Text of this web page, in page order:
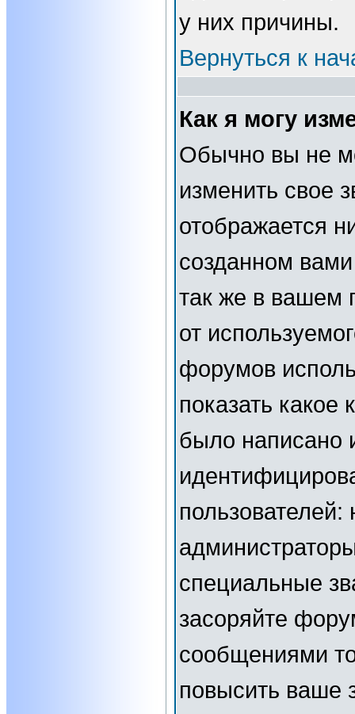
у них причины.
Вернуться к
Как я могу
Обычно вы не
изменить свое
отображается
созданном
так же в вашем
от
форумов
показать какое
было написано
специальные
засоряйте
сообщениями
повысить ваше